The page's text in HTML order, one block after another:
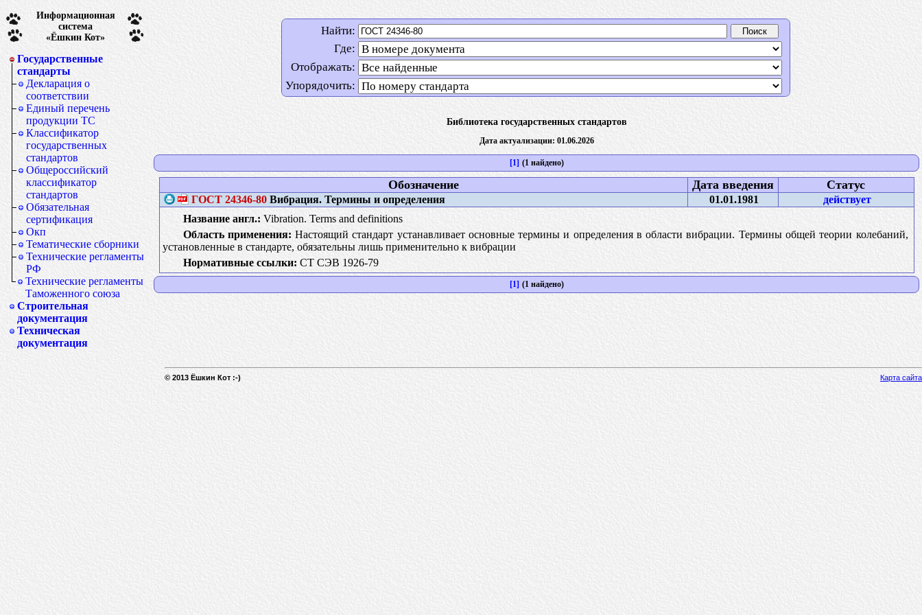
Информационная
система
«Ёшкин Кот»
Государственные
стандарты
Декларация о
соответствии
Единый перечень
продукции ТС
Классификатор
государственных
стандартов
Общероссийский
классификатор
стандартов
Обязательная
сертификация
Окп
Тематические сборники
Технические регламенты
РФ
Технические регламенты
Таможенного союза
Строительная
документация
Техническая
документация
Найти:
Где:
Отображать:
Упорядочить:
Библиотека государственных стандартов
Дата актуализации: 01.06.2026
[1] (1 найдено)
Обозначение Дата введения Статус
ГОСТ 24346-80Вибрация. Термины и определения 01.01.1981
действует
Название англ.: Vibration. Terms and definitions
Область применения: Настоящий стандарт устанавливает основные термины и определения в области вибрации. Термины общей теории колебаний,
установленные в стандарте, обязательны лишь применительно к вибрации
Нормативные ссылки: СТ СЭВ 1926-79
[1] (1 найдено)
© 2013 Ёшкин Кот :-) Карта сайта